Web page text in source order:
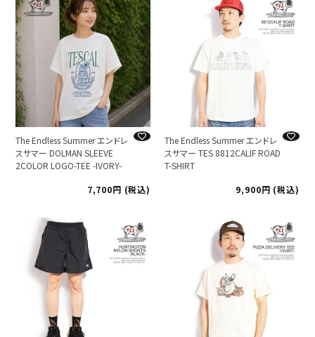
The Endless Summer エンドレ
スサマー DOLMAN SLEEVE
2COLOR LOGO-TEE -IVORY-
7,700 税込
The Endless Summer エンドレ
スサマー TES 8812CALIF ROAD
T-SHIRT
9,900
税込